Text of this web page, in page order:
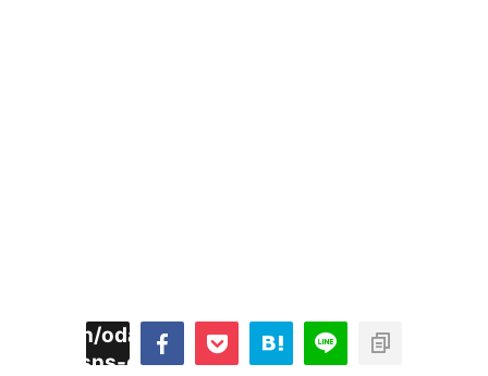
odaiji.com/public_html/blog/wp-
sns-count-cache/sns-count-